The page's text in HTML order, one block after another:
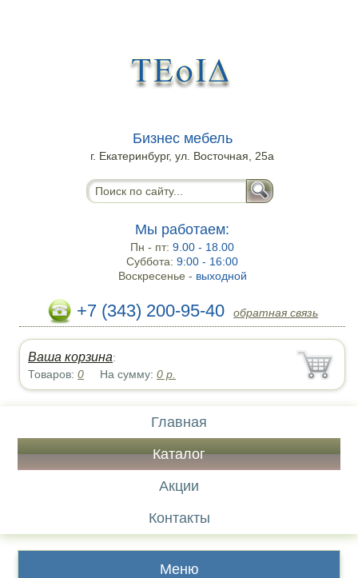
Бизнес мебель
г. Екатеринбург, ул. Восточная, 25а
Мы работаем:
Пн - пт:9.00 - 18.00
Суббота:9:00 - 16:00
Воскресенье - выходной
+7 (343) 200-95-40 обратная связь
Ваша корзина:
Товаров:0 На сумму:0 р.
Главная
Каталог
Акции
Контакты
Меню